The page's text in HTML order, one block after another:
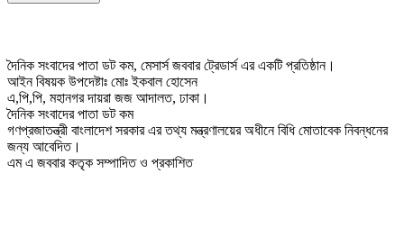
দৈনিক সংবাদের পাতা ডট কম, মেসার্স জববার ট্রেডার্স এর একটি প্রতিষ্ঠান।
আইন বিষয়ক উপদেষ্টাঃ মোঃ ইকবাল হোসেন
এ,পি,পি, মহানগর দায়রা জজ আদালত, ঢাকা।
দৈনিক সংবাদের পাতা ডট কম
গণপ্রজাতন্ত্রী বাংলাদেশ সরকার এর তথ্য মন্ত্রণালয়ের অধীনে বিধি মোতাবেক নিবন্ধনের
জন্য আবেদিত।
এম এ জববার কতৃক সম্পাদিত ও প্রকাশিত